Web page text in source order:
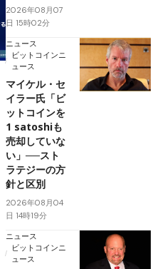
2026年08月07
日 15時02分
ニュース
ビットコインニ
ュース
マイケル・セ
イラー氏「ビ
ットコインを
1 satoshiも
売却していな
い」──スト
ラテジーの方
針と区別
2026年08月04
日 14時19分
ニュース
ビットコインニ
ュース